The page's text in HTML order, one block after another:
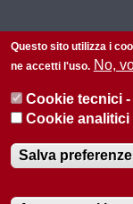
© 2026
Questo sito utilizza i
ne accetti l'uso. No,
Cookie tecnici
Cookie analitici
Salva preferenze